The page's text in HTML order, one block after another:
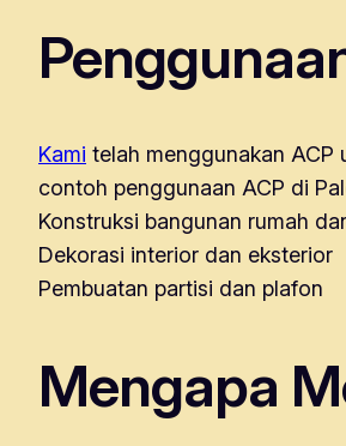
Kami telah menggunakan ACP
contoh penggunaan ACP di
Konstruksi bangunan rumah
Dekorasi interior dan eksterior
Pembuatan partisi dan plafon
Mengapa